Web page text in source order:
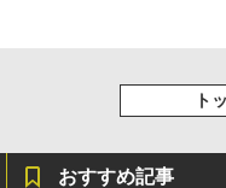
ト
おすすめ記事